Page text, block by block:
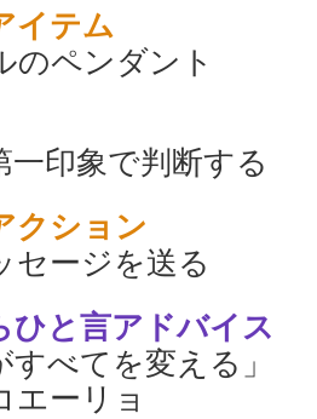
イテム
ペンダント
印象で判断する
ション
ージを送る
と言アドバイス
べてを変える」
ーリョ